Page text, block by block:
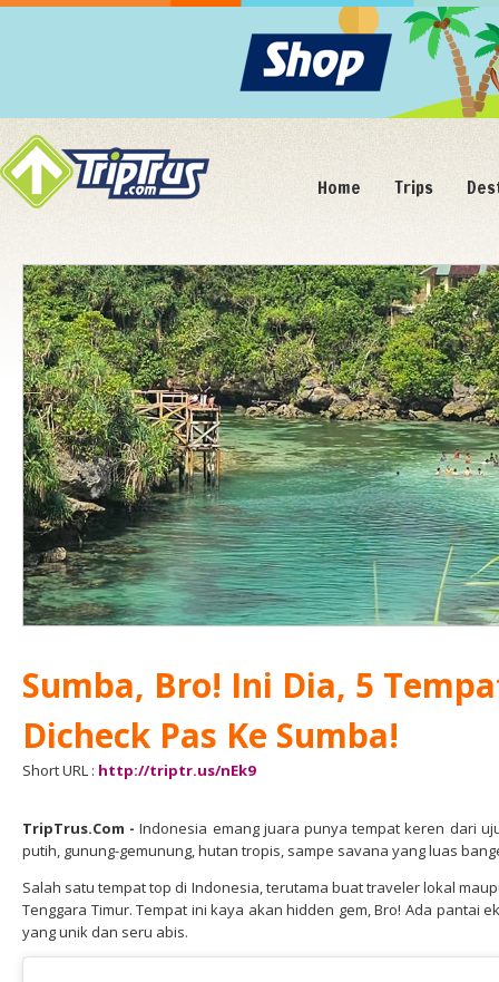
Home Trips
Sumba, Bro! Ini Dia, 5
Dicheck Pas Ke Sumba!
Short URL : http://triptr.us/nEk9
TripTrus.Com -Indonesia emang juara punya tempat keren dari
putih, gunung-gemunung, hutan tropis, sampe savana yang luas
Salah satu tempat top di Indonesia, terutama buat traveler lokal
Tenggara Timur. Tempat ini kaya akan hidden gem, Bro! Ada pantai
yang unik dan seru abis.